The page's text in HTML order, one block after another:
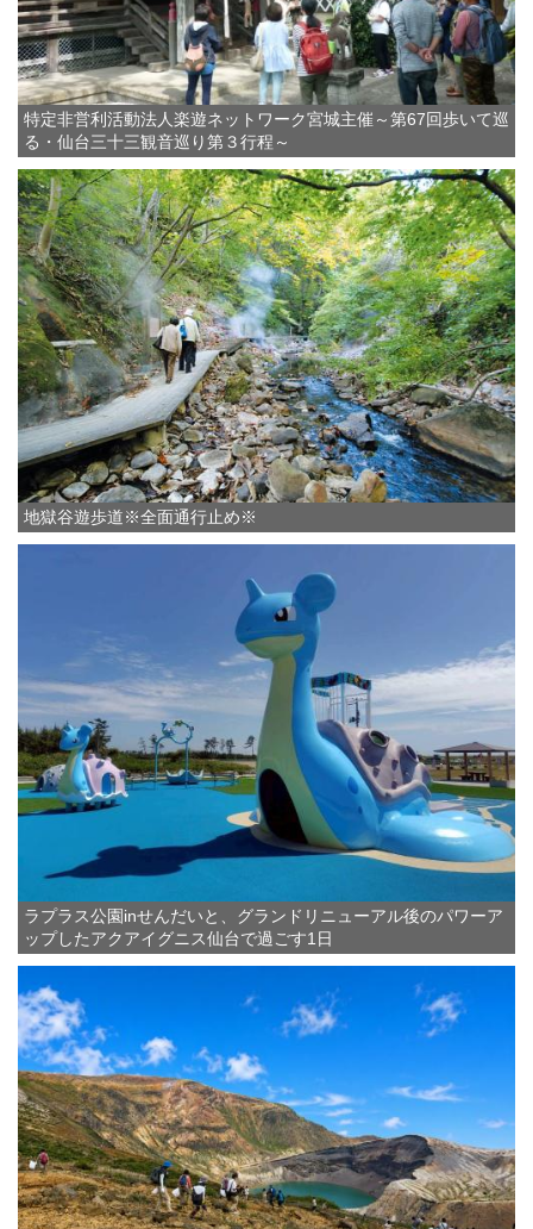
特定非営利活動法人楽遊ネットワーク宮城主催～第67回歩いて巡
る・仙台三十三観音巡り第３行程～
地獄谷遊歩道※全面通行止め※
ラプラス公園inせんだいと、グランドリニューアル後のパワーア
ップしたアクアイグニス仙台で過ごす1日